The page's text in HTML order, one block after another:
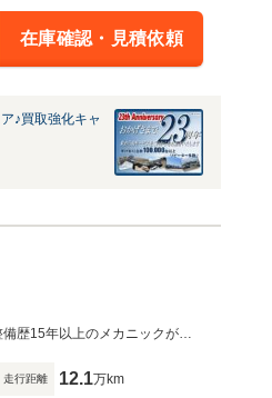
在庫確認・見積依頼
♪買取強化キャ
ご来店の際は不在の場合がございますので、ご予約をお願い致します。国産車、各種外車の整備歴15年以上のメカニックがあなたの愛車を丁寧に作業させて頂きます。
走行距離 12.1万km